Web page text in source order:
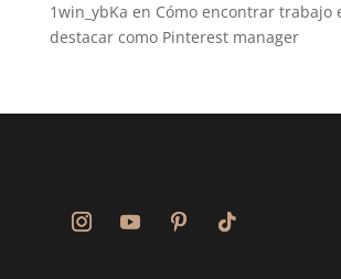
1win_ybKa en Cómo encontrar trabajo
destacar como Pinterest manager